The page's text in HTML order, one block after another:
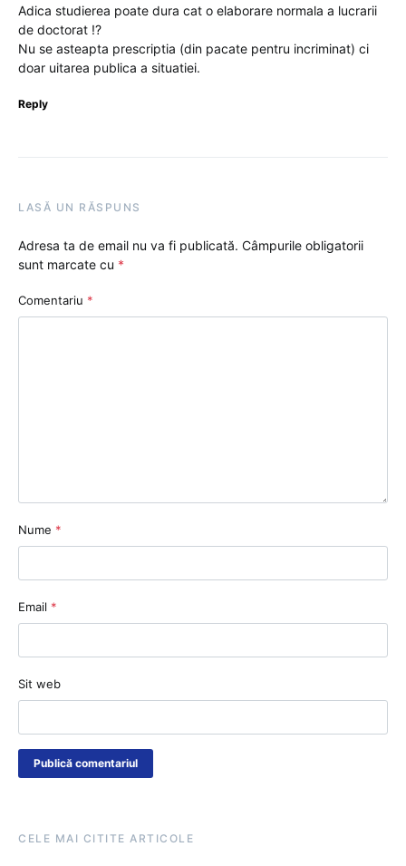
Adica studierea poate dura cat o elaborare normala a lucrarii
de doctorat !?
Nu se asteapta prescriptia (din pacate pentru incriminat) ci
doar uitarea publica a situatiei.
Reply
LASĂ UN RĂSPUNS
Adresa ta de email nu va fi publicată. Câmpurile obligatorii
sunt marcate cu *
Comentariu *
Nume *
Email *
Sit web
CELE MAI CITITE ARTICOLE